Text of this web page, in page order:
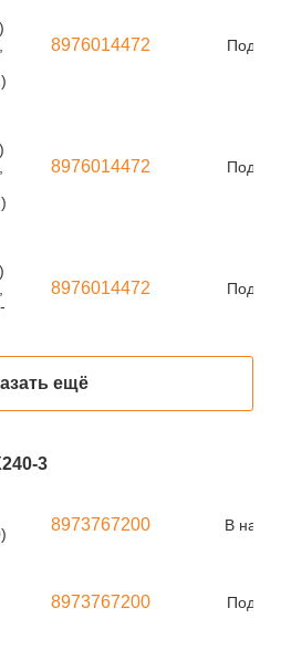
8976014472 Под
8976014472 Под
8976014472 Под
ещё
3
8973767200 В
8973767200 Под